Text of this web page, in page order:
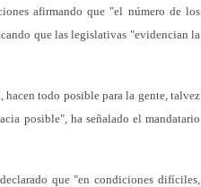
afirmando que "el número de los
que las legislativas "evidencian la
todo posible para la gente, talvez
posible", ha señalado el mandatario
que "en condiciones difíciles,